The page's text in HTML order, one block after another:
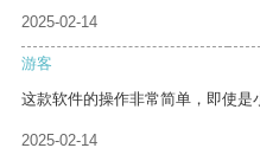
2025-02-14
游客
这款软件的操作非常简单，即使是
2025-02-14